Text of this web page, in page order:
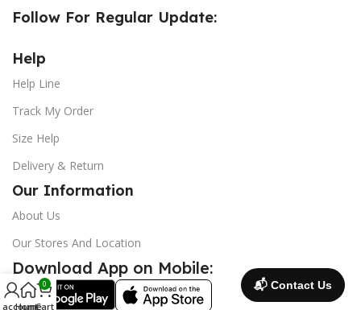
Follow For Regular Update:
Help
Help Line
Track My Order
Size Help
Delivery & Return
Our Information
About Us
Our Stores And Location
Download App on Mobile:
📬 Contact Us
account
Home
0
Cart